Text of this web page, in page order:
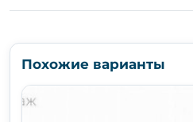
Похожие варианты